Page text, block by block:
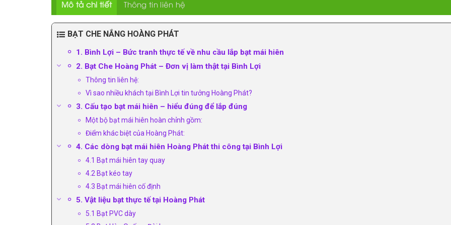
Mô tả chi tiết Thông tin liên hệ
BẠT CHE NẮNG HOÀNG PHÁT
1. Bình Lợi – Bức tranh thực tế về nhu cầu lắp bạt mái hiên
2. Bạt Che Hoàng Phát – Đơn vị làm thật tại Bình Lợi
Thông tin liên hệ:
Vì sao nhiều khách tại Bình Lợi tin tưởng Hoàng Phát?
3. Cấu tạo bạt mái hiên – hiểu đúng để lắp đúng
Một bộ bạt mái hiên hoàn chỉnh gồm:
Điểm khác biệt của Hoàng Phát:
4. Các dòng bạt mái hiên Hoàng Phát thi công tại Bình Lợi
4.1 Bạt mái hiên tay quay
4.2 Bạt kéo tay
4.3 Bạt mái hiên cố định
5. Vật liệu bạt thực tế tại Hoàng Phát
5.1 Bạt PVC dày